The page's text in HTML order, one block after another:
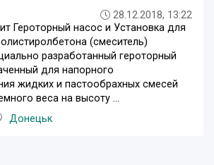
28.12.2018, 13:22
Героторный насос и Установка для
(смеситель)
разработанный героторный
для напорного
жидких и пастообрахных смесей
веса на высоту ...
Донецьк